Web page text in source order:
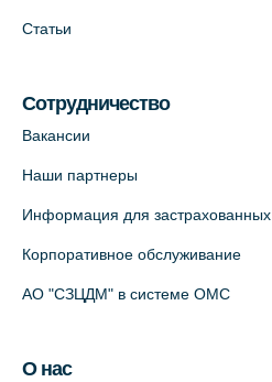
Статьи
Сотрудничество
Вакансии
Наши партнеры
Информация для застрахованных
Корпоративное обслуживание
АО "СЗЦДМ" в системе ОМС
О нас